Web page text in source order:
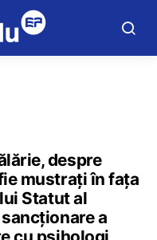
despre
mustrați în fața
Statut al
a